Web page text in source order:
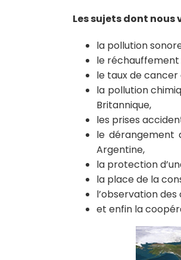
Les sujets dont nous
la pollution
le réchauffement
le taux de cancer
la pollution
Britannique,
les prises
le dérangement
Argentine,
la protection
la place de la
l’observation
et enfin la